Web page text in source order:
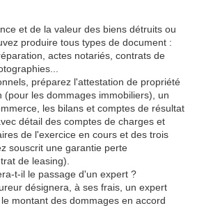
et de la valeur des biens détruits ou
produire tous types de document :
actes notariés, contrats de
préparez l'attestation de propriété
(pour les dommages immobiliers), un
les bilans et comptes de résultat
détail des comptes de charges et
de l'exercice en cours et des trois
souscrit une garantie perte
de leasing).
t-il le passage d'un expert ?
désignera, à ses frais, un expert
montant des dommages en accord